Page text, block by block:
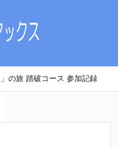
の旅 踏破コース 参加記録